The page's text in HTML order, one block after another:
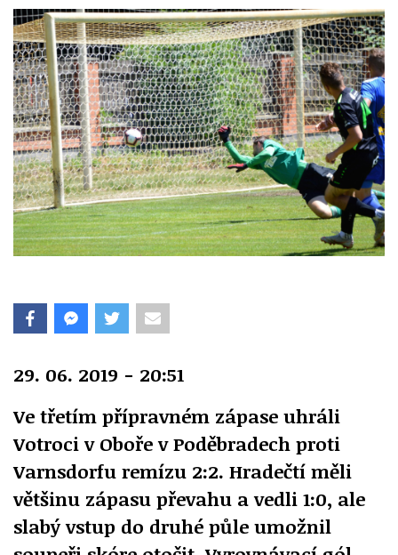
29. 06. 2019 - 20:51
Ve třetím přípravném zápase uhráli
Votroci v Oboře v Poděbradech proti
Varnsdorfu remízu 2:2. Hradečtí měli
většinu zápasu převahu a vedli 1:0, ale
slabý vstup do druhé půle umožnil